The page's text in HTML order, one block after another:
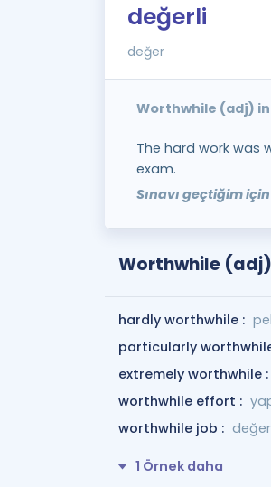
değerli
değer
Worthwhile (adj)
The hard work was
exam.
Sınavı geçtiğim
Worthwhile
hardly worthwhile :
particularly
extremely worthwhile :
worthwhile effort :
worthwhile job :
1 Örnek daha